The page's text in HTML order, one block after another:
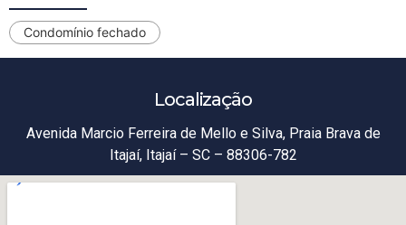
Condomínio fechado
Localização
Avenida Marcio Ferreira de Mello e Silva, Praia Brava de
Itajaí, Itajaí – SC – 88306-782